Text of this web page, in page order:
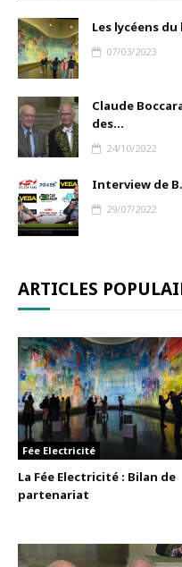
Les lycéens
07/03/2023
Claude
des...
24/10/2022
Interview de
29/07/2022
ARTICLES
Fée Electricité
La Fée Electricité : Bilan de
partenariat